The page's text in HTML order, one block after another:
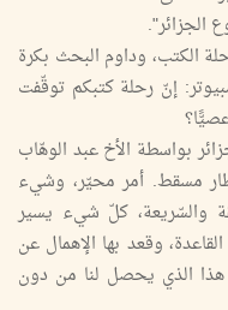
الكتب، وداوم البحث بكرة
إنّ رحلة كتبكم توقّفت
بواسطة الأخ عبد الوهّاب
مسقط. أمر محيّر، وشيء
والسّريعة، كلّ شيء يسير
وقعد بها الإهمال عن
هذا الذي يحصل لنا من دون